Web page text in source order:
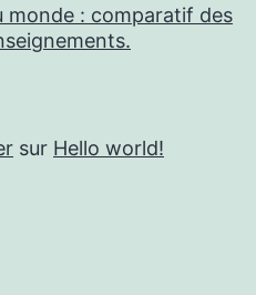
monde : comparatif des
sur Hello world!